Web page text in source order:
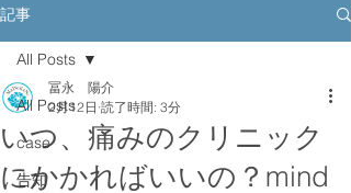
記事
All Posts
case
告知
All Posts
いつ、痛みのクリニック
にかかればいいの？mind
冨永 陽介
2月12日 読了時間: 3分